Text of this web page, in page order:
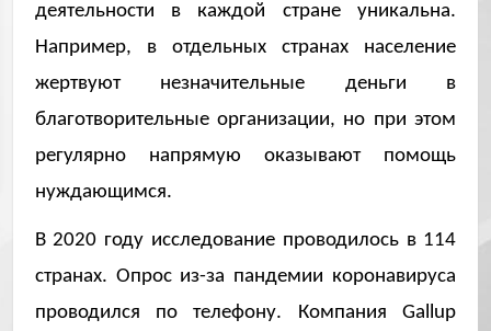
деятельности в каждой стране уникальна.
Например, в отдельных странах население
жертвуют незначительные деньги в
благотворительные организации, но при этом
регулярно напрямую оказывают помощь
нуждающимся.
В 2020 году исследование проводилось в 114
странах. Опрос из-за пандемии коронавируса
проводился по телефону. Компания Gallup